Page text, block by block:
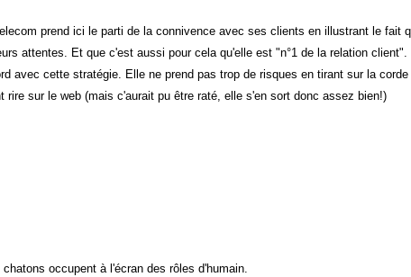
prend ici le parti de la connivence avec ses clients en illustrant le fait
attentes. Et que c'est aussi pour cela qu'elle est "n°1 de la relation client".
avec cette stratégie. Elle ne prend pas trop de risques en tirant sur la corde
rire sur le web (mais c'aurait pu être raté, elle s'en sort donc assez bien!)
chatons occupent à l'écran des rôles d'humain.